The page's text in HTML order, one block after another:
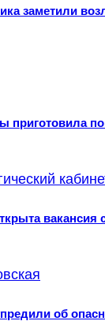
заметили
приготовила
вакансия
об